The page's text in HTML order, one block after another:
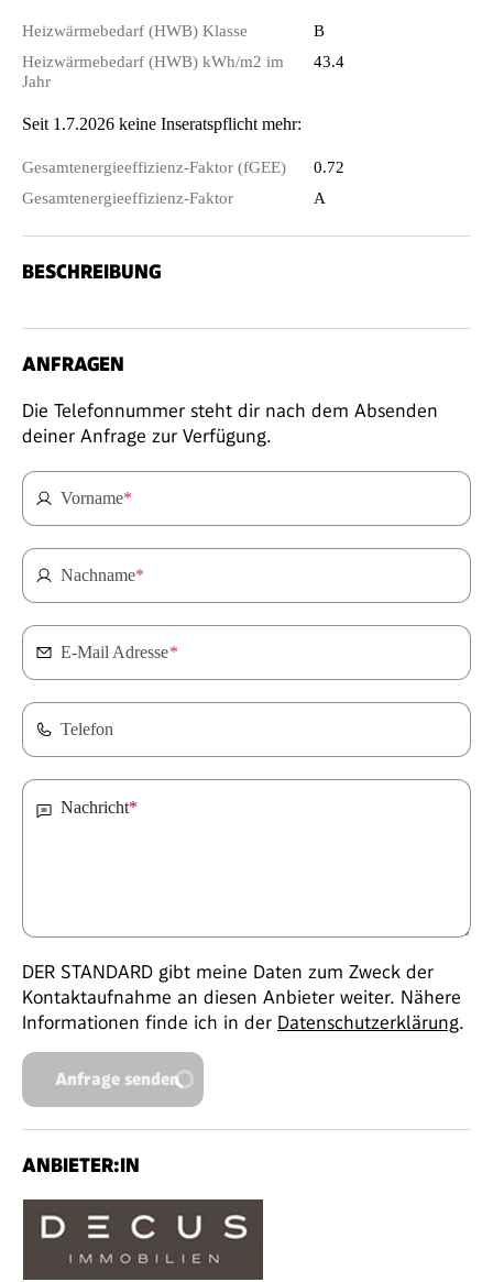
Heizwärmebedarf (HWB) Klasse
B
Heizwärmebedarf (HWB) kWh/m2 im
Jahr
43.4
Seit 1.7.2026 keine Inseratspflicht mehr:
Gesamtenergieeffizienz-Faktor (fGEE)
0.72
Gesamtenergieeffizienz-Faktor
A
BESCHREIBUNG
ANFRAGEN
Die Telefonnummer steht dir nach dem Absenden
deiner Anfrage zur Verfügung.
Vorname*
Nachname*
E-Mail Adresse*
Telefon
Nachricht*
DER STANDARD gibt meine Daten zum Zweck der
Kontaktaufnahme an diesen Anbieter weiter. Nähere
Informationen finde ich in der Datenschutzerklärung.
Anfrage senden
ANBIETER:IN